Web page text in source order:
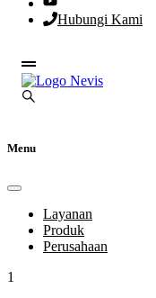
Hubungi Kami
Menu
Layanan
Produk
Perusahaan
1